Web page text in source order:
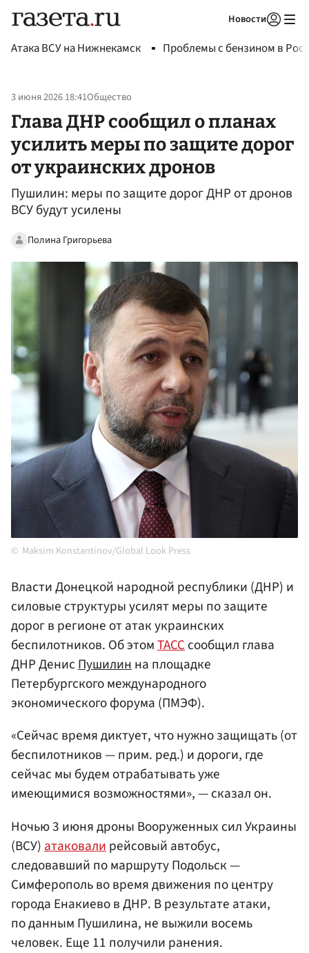
Новости
Атака ВСУ на Нижнекамск Проблемы с бензином в
3 июня 2026 18:41Общество
Глава ДНР сообщил о планах
усилить меры по защите дорог
от украинских дронов
Пушилин: меры по защите дорог ДНР от дронов
ВСУ будут усилены
Полина Григорьева
Maksim Konstantinov/Global Look Press
Власти Донецкой народной республики (ДНР) и
силовые структуры усилят меры по защите
дорог в регионе от атак украинских
беспилотников. Об этомТАССсообщил глава
ДНР ДенисПушилинна площадке
Петербургского международного
экономического форума (ПМЭФ).
«Сейчас время диктует, что нужно защищать (от
беспилотников — прим. ред.) и дороги, где
сейчас мы будем отрабатывать уже
имеющимися возможностями», — сказал он.
Ночью 3 июня дроны Вооруженных сил Украины
(ВСУ) атаковали рейсовый автобус,
следовавший по маршруту Подольск —
Симферополь во время движения по центру
города Енакиево в ДНР. В результате атаки,
по данным Пушилина, не выжили восемь
человек. Еще 11 получили ранения.